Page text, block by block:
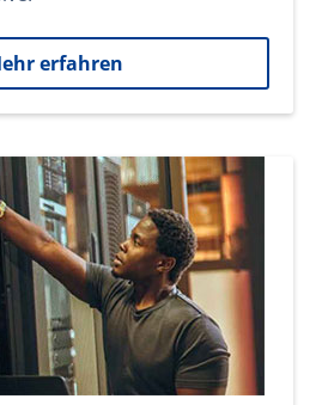
erfahren